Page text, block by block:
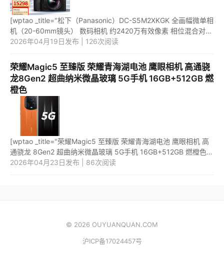
[wptao _title="松下（Panasonic）DC-S5M2XKGK 全画幅微单相
机（20-60mm镜头） 数码相机 约2420万有效像素 相位混合对
焦" price="17698"
2026年04月19日发布 | 126次阅读
荣耀Magic5 至臻版 荣耀青海湖电池 鹰眼相机 高通骁
龙8Gen2 超曲纳米微晶玻璃 5G手机 16GB+512GB 燃
橙色
[wptao _title="荣耀Magic5 至臻版 荣耀青海湖电池 鹰眼相机 高
通骁龙 8Gen2 超曲纳米微晶玻璃 5G手机 16GB+512GB 燃橙色"
price="6399" url="https://item.jd.com/100045612850.html"
2026年04月23日发布 | 86次阅读
© 2026 OUYUANQUAN.COM
沪ICP备17024457号